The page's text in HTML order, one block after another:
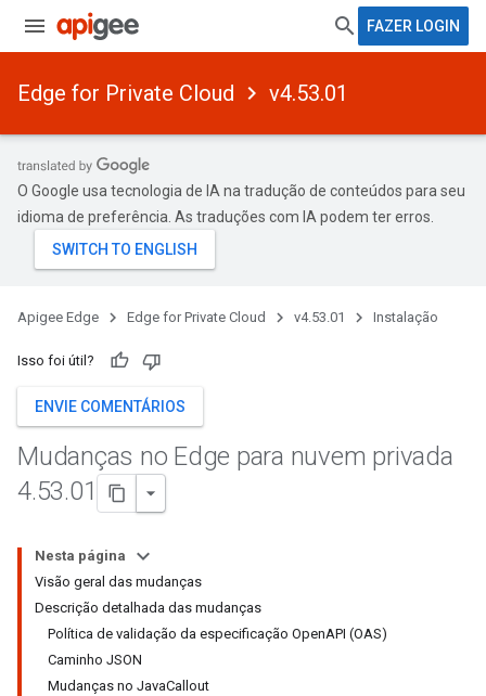
FAZER LOGIN
Edge for Private Cloud v4.53.01
O Google usa tecnologia de IA na tradução de conteúdos para seu
idioma de preferência. As traduções com IA podem ter erros.
Apigee Edge Edge for Private Cloud v4.53.01 Instalação
Isso foi útil?
ENVIE COMENTÁRIOS
Mudanças no Edge para nuvem privada
4.53.01
Nesta página
Visão geral das mudanças
Descrição detalhada das mudanças
Política de validação da especificação OpenAPI (OAS)
Caminho JSON
Mudanças no JavaCallout